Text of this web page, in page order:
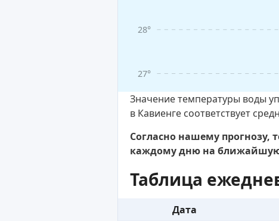
27°
28°
Значение температуры воды
в Кавиенге соответствует
Согласно нашему прогнозу,
каждому дню на
Таблица
Дата